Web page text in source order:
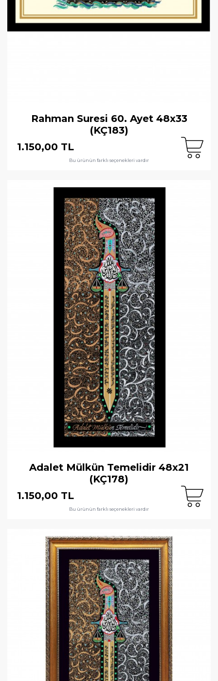
Rahman Suresi 60. Ayet 48x33
(KÇ183)
1.150,00 TL
Bu ürünün farklı seçenekleri vardır
Adalet Mülkün Temelidir 48x21
(KÇ178)
1.150,00 TL
Bu ürünün farklı seçenekleri vardır